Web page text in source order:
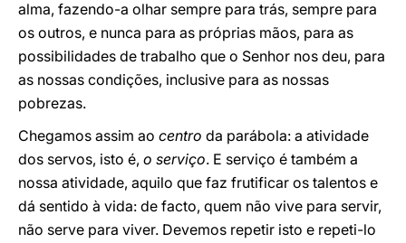
alma, fazendo-a olhar sempre para trás, sempre para
os outros, e nunca para as próprias mãos, para as
possibilidades de trabalho que o Senhor nos deu, para
as nossas condições, inclusive para as nossas
pobrezas.
Chegamos assim ao centro da parábola: a atividade
dos servos, isto é, o serviço. E serviço é também a
nossa atividade, aquilo que faz frutificar os talentos e
dá sentido à vida: de facto, quem não vive para servir,
não serve para viver. Devemos repetir isto e repeti-lo